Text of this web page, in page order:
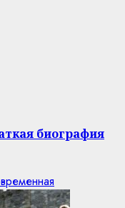
биография